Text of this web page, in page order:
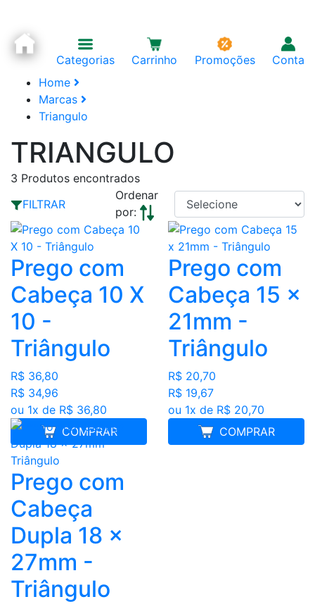
Categorias Carrinho Promoções
Conta
Home
Marcas
Triangulo
TRIANGULO
3 Produtos encontrados
FILTRAR
Ordenar
por:
Prego com
Cabeça 10 X
10 -
Triângulo
R$ 36,80
R$ 34,96
ou 1x de R$ 36,80
COMPRAR
Prego com
Cabeça 15 x
21mm -
Triângulo
R$ 20,70
R$ 19,67
ou 1x de R$ 20,70
COMPRAR
Prego com
Cabeça
Dupla 18 x
27mm -
Triângulo